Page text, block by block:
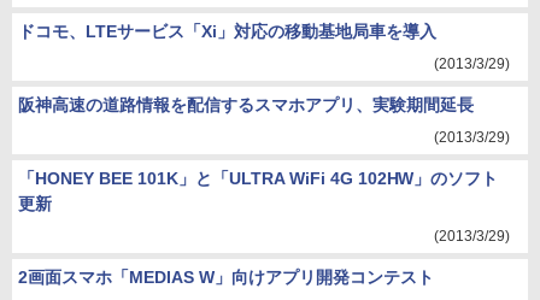
ドコモ、LTEサービス「Xi」対応の移動基地局車を導入
(2013/3/29)
阪神高速の道路情報を配信するスマホアプリ、実験期間延長
(2013/3/29)
「HONEY BEE 101K」と「ULTRA WiFi 4G 102HW」のソフト
更新
(2013/3/29)
2画面スマホ「MEDIAS W」向けアプリ開発コンテスト